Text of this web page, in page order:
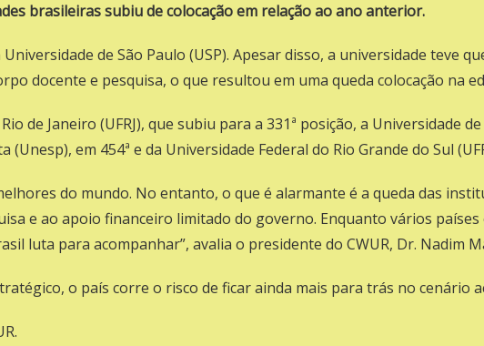
brasileiras subiu de colocação em relação ao ano anterior.
de São Paulo (USP). Apesar disso, a universidade teve
docente e pesquisa, o que resultou em uma queda colocação na
de Janeiro (UFRJ), que subiu para a 331ª posição, a Universidade
(Unesp), em 454ª e da Universidade Federal do Rio Grande do Sul (
do mundo. No entanto, o que é alarmante é a queda das
e ao apoio financeiro limitado do governo. Enquanto vários
luta para acompanhar”, avalia o presidente do CWUR, Dr. Nadim
o país corre o risco de ficar ainda mais para trás no cenário